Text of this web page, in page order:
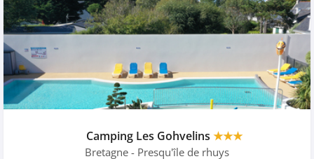
Camping Les Gohvelins ★★★
Bretagne - Presqu'île de rhuys